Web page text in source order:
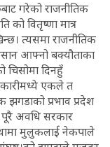
गरेको राजनीतिक
को वितृष्णा मात्र
त्यसमा राजनीतिक
आफ्नो बक्यौताका
चिसोमा दिनहुँ
एकले त
प्रभाव प्रदेश
अवधि सरकार
मुलुकलाई नेकपाले